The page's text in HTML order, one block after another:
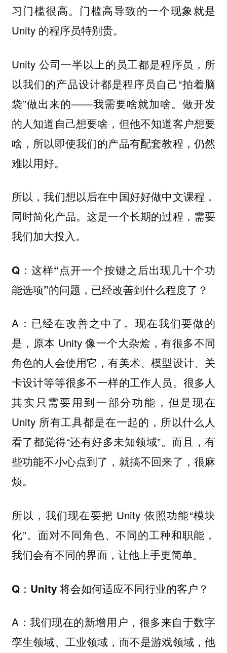
习门槛很高。门槛高导致的一个现象就是
Unity 的程序员特别贵。
Unity 公司一半以上的员工都是程序员，所
以我们的产品设计都是程序员自己“拍着脑
袋”做出来的——我需要啥就加啥。做开发
的人知道自己想要啥，但他不知道客户想要
啥，所以即使我们的产品有配套教程，仍然
难以用好。
所以，我们想以后在中国好好做中文课程，
同时简化产品。这是一个长期的过程，需要
我们加大投入。
Q：这样“点开一个按键之后出现几十个功
能选项”的问题，已经改善到什么程度了？
A：已经在改善之中了。现在我们要做的
是，原本 Unity 像一个大杂烩，有很多不同
角色的人会使用它，有美术、模型设计、关
卡设计等等很多不一样的工作人员。很多人
其实只需要用到一部分功能，但是现在
Unity 所有工具都是在一起的，所以什么人
看了都觉得“还有好多未知领域”。而且，有
些功能不小心点到了，就搞不回来了，很麻
烦。
所以，我们现在要把 Unity 依照功能“模块
化”。面对不同角色、不同的工种和职能，
我们会有不同的界面，让他上手更简单。
Q：Unity 将会如何适应不同行业的客户？
A：我们现在的新增用户，很多来自于数字
孪生领域、工业领域，而不是游戏领域，他